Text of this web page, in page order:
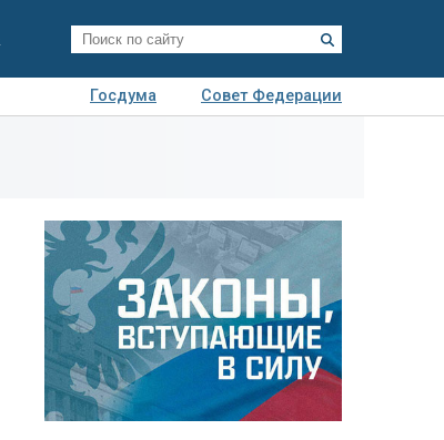
Госдума
Совет Федерации